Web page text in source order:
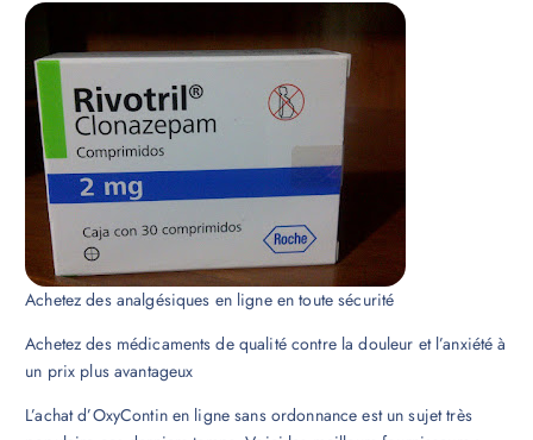
Achetez des analgésiques en ligne en toute sécurité
Achetez des médicaments de qualité contre la douleur et l’anxiété à
un prix plus avantageux
L’achat d’OxyContin en ligne sans ordonnance est un sujet très